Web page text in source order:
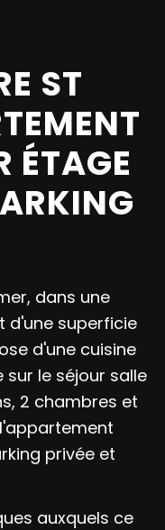
ST
ÉTAGE
dans une
d'une superficie
d'une cuisine
le séjour salle
2 chambres et
privée et
auxquels ce